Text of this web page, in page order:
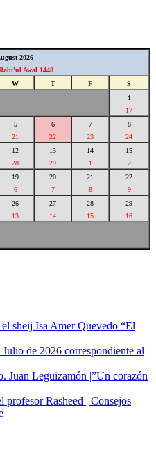
2026
Awal 1448
W T F
S
1
17
5
21
6
22
7
23
8
24
12
28
13
29
14
1
15
2
19
6
20
7
21
8
22
9
26
13
27
14
28
15
29
16
sheij Isa Amer Quevedo “El
de 2026 correspondiente al
Juan Leguizamón |”Un corazón
profesor Rasheed | Consejos